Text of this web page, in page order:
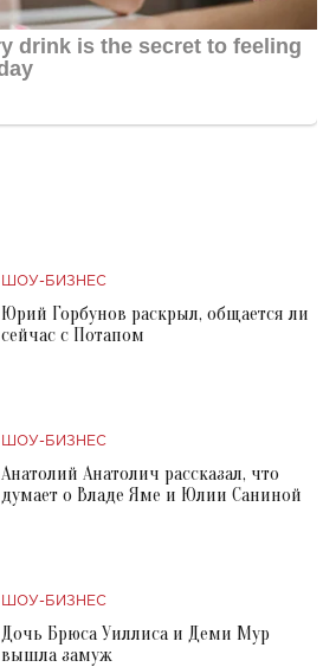
ШОУ-БИЗНЕС
Юрий Горбунов раскрыл, общается ли
сейчас с Потапом
ШОУ-БИЗНЕС
Анатолий Анатолич рассказал, что
думает о Владе Яме и Юлии Саниной
ШОУ-БИЗНЕС
Дочь Брюса Уиллиса и Деми Мур
вышла замуж